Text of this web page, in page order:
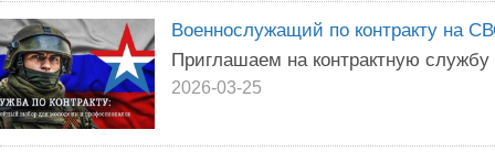
Военнослужащий по контракту на
Приглашаем на контрактную службу
2026-03-25